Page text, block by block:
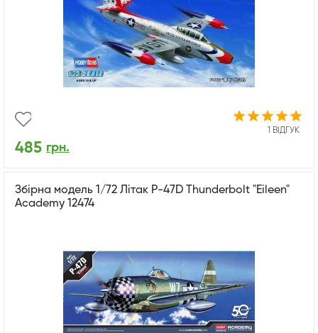
1 ВІДГУК
485 грн.
Збірна модель 1/72 Літак P-47D Thunderbolt "Eileen"
Academy 12474